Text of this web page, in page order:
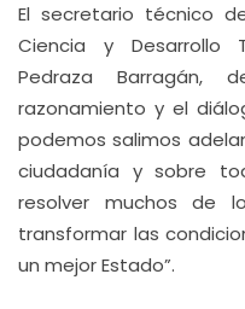
El secretario técnico
Ciencia y Desarrollo
Pedraza
razonamiento y el
podemos salimos
ciudadanía y sobre
resolver muchos de
transformar las
un mejor Estado”.